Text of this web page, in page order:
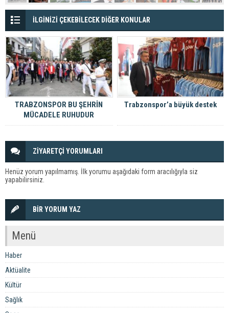
İLGİNİZİ ÇEKEBİLECEK DİĞER KONULAR
TRABZONSPOR BU ŞEHRİN
MÜCADELE RUHUDUR
Trabzonspor’a büyük destek
ZİYARETÇİ YORUMLARI
Henüz yorum yapılmamış. İlk yorumu aşağıdaki form aracılığıyla siz
yapabilirsiniz.
BİR YORUM YAZ
Menü
Haber
Aktüalite
Kültür
Sağlık